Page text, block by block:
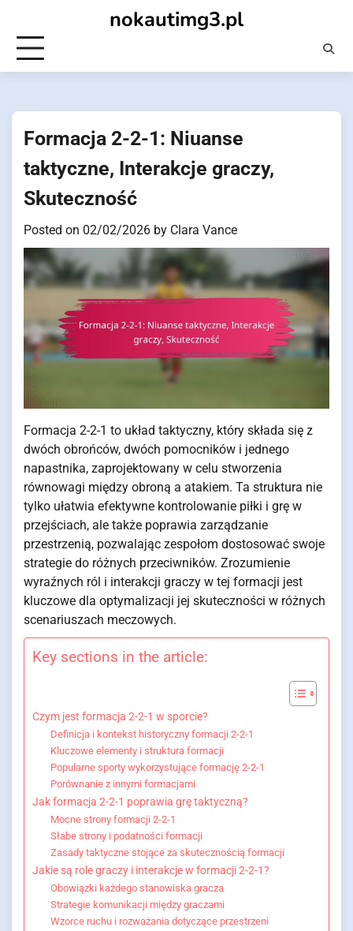
content
nokautimg3.pl
Formacja 2-2-1: Niuanse
taktyczne, Interakcje graczy,
Skuteczność
Posted on 02/02/2026 by Clara Vance
Formacja 2-2-1 to układ taktyczny, który składa się z
dwóch obrońców, dwóch pomocników i jednego
napastnika, zaprojektowany w celu stworzenia
równowagi między obroną a atakiem. Ta struktura nie
tylko ułatwia efektywne kontrolowanie piłki i grę w
przejściach, ale także poprawia zarządzanie
przestrzenią, pozwalając zespołom dostosować swoje
strategie do różnych przeciwników. Zrozumienie
wyraźnych ról i interakcji graczy w tej formacji jest
kluczowe dla optymalizacji jej skuteczności w różnych
scenariuszach meczowych.
Key sections in the article:
Czym jest formacja 2-2-1 w sporcie?
Definicja i kontekst historyczny formacji 2-2-1
Kluczowe elementy i struktura formacji
Popularne sporty wykorzystujące formację 2-2-1
Porównanie z innymi formacjami
Jak formacja 2-2-1 poprawia grę taktyczną?
Mocne strony formacji 2-2-1
Słabe strony i podatności formacji
Zasady taktyczne stojące za skutecznością formacji
Jakie są role graczy i interakcje w formacji 2-2-1?
Obowiązki każdego stanowiska gracza
Strategie komunikacji między graczami
Wzorce ruchu i rozważania dotyczące przestrzeni